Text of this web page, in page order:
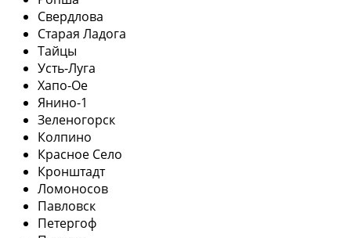
Свердлова
Старая Ладога
Тайцы
Усть-Луга
Хапо-Ое
Янино-1
Зеленогорск
Колпино
Красное Село
Кронштадт
Ломоносов
Павловск
Петергоф